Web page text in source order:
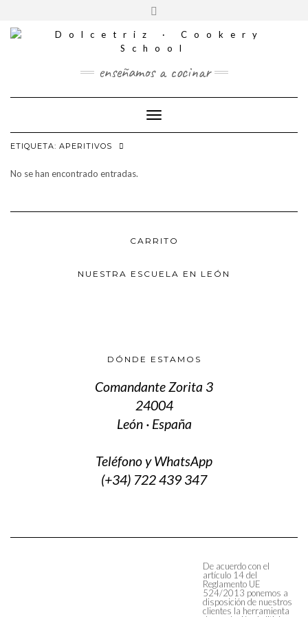
contenido
CONTACTO
SOCIALEScabecera
enseñamos a cocinar
Cambiar modo de navegación
ETIQUETA: APERITIVOS
No se han encontrado entradas.
CARRITO
NUESTRA ESCUELA EN LEÓN
DÓNDE ESTAMOS
Comandante Zorita 3
24004
León · España
Teléfono y WhatsApp
(+34) 722 439 347
De acuerdo con el
artículo 14 del
Reglamento UE
524/2013 ponemos a
disposición de nuestros
clientes la herramienta